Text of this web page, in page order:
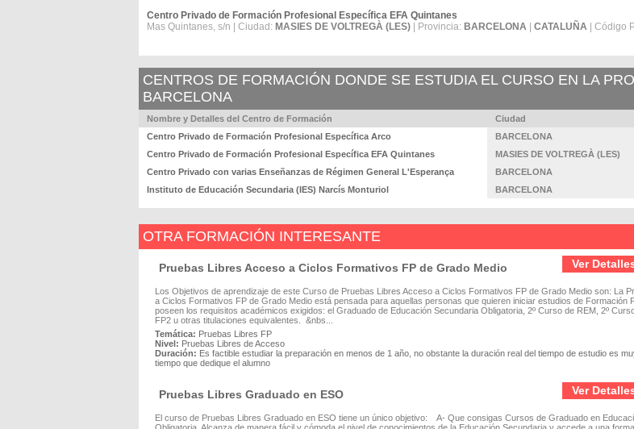
Centro Privado de Formación Profesional Específica EFA Quintanes
Mas Quintanes, s/n | Ciudad: MASIES DE VOLTREGÀ (LES) | Provincia: BARCELONA CATALUÑA | Código
CENTROS DE FORMACIÓN DONDE SE ESTUDIA EL CURSO EN LA
BARCELONA
Nombre y Detalles del Centro de Formación Ciudad
Centro Privado de Formación Profesional Específica Arco
BARCELONA
Centro Privado de Formación Profesional Específica EFA Quintanes
MASIES DE VOLTREGÀ (LES)
Centro Privado con varias Enseñanzas de Régimen General L'Esperança
BARCELONA
Instituto de Educación Secundaria (IES) Narcís Monturiol
BARCELONA
OTRA FORMACIÓN INTERESANTE
Ver
Pruebas Libres Acceso a Ciclos Formativos FP de Grado Medio
Los Objetivos de aprendizaje de este Curso de Pruebas Libres Acceso a Ciclos Formativos FP de Grado Medio son: La
a Ciclos Formativos FP de Grado Medio está pensada para aquellas personas que quieren iniciar estudios de Formación
poseen los requisitos académicos exigidos: el Graduado de Educación Secundaria Obligatoria, 2º Curso de REM, 2º Curso
FP2 u otras titulaciones equivalentes. &nbs...
Temática: Pruebas Libres FP
Nivel: Pruebas Libres de Acceso
Duración: Es factible estudiar la preparación en menos de 1 año, no obstante la duración real del tiempo de estudio es
tiempo que dedique el alumno
Ver
Pruebas Libres Graduado en ESO
El curso de Pruebas Libres Graduado en ESO tiene un único objetivo: A- Que consigas Cursos de Graduado en